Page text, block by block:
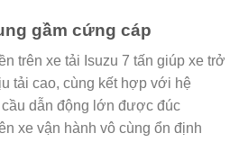
gầm cứng cáp
trên xe tải Isuzu 7 tấn giúp xe trở
tải cao, cùng kết hợp với hệ
dẫn động lớn được đúc
xe vận hành vô cùng ổn định